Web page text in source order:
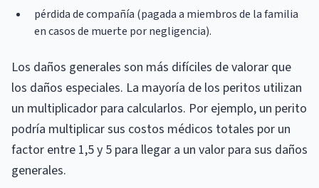
pérdida de compañía (pagada a miembros de la familia
en casos de muerte por negligencia).
Los daños generales son más difíciles de valorar que
los daños especiales. La mayoría de los peritos utilizan
un multiplicador para calcularlos. Por ejemplo, un perito
podría multiplicar sus costos médicos totales por un
factor entre 1,5 y 5 para llegar a un valor para sus daños
generales.